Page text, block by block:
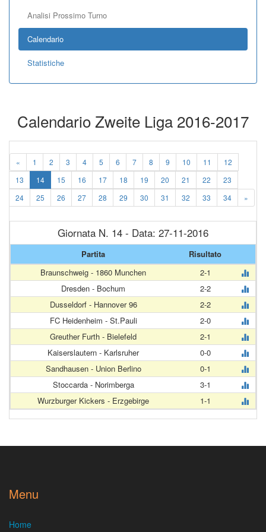
Analisi Prossimo Turno
Calendario
Statistiche
Calendario Zweite Liga 2016-2017
« 1 2 3 4 5 6 7 8 9 10 11
12
13
14 15 16 17 18 19 20 21 22
23
24
25 26 27 28 29 30 31 32 33 34 »
Giornata N. 14 - Data: 27-11-2016
Partita
Risultato
Braunschweig - 1860 Munchen
2-1
Dresden - Bochum
2-2
Dusseldorf - Hannover 96
2-2
FC Heidenheim - St.Pauli
2-0
Greuther Furth - Bielefeld
2-1
Kaiserslautern - Karlsruher
0-0
Sandhausen - Union Berlino
0-1
Stoccarda - Norimberga
3-1
Wurzburger Kickers - Erzgebirge
1-1
Menu
Home